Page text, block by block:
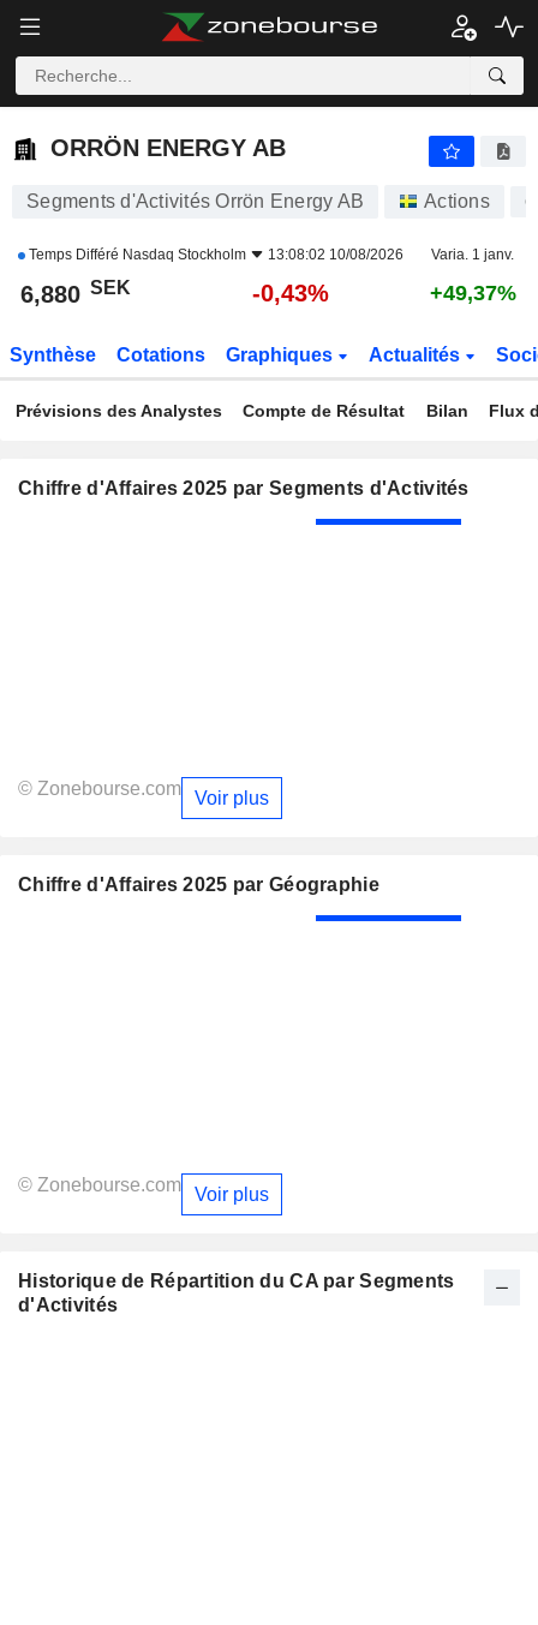
ORRÖN ENERGY AB
ORRÖN ENERGY AB
Segments d'Activités Orrön Energy AB Actions
Temps Différé Nasdaq Stockholm 13:08:02 10/08/2026 Varia. 1 janv.
6,880 SEK -0,43% +49,37%
Synthèse Cotations Graphiques Actualités
Prévisions des Analystes Compte de Résultat Bilan Flux
Chiffre d'Affaires 2025 par Segments d'Activités
© Zonebourse.com Voir plus
Chiffre d'Affaires 2025 par Géographie
© Zonebourse.com Voir plus
Historique de Répartition du CA par Segments
d'Activités